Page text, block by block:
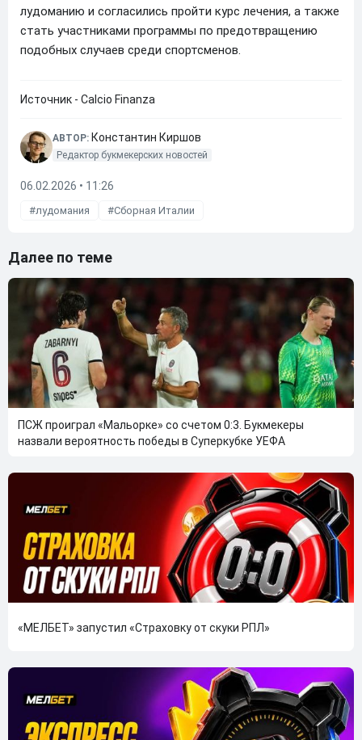
лудоманию и согласились пройти курс лечения, а также
стать участниками программы по предотвращению
подобных случаев среди спортсменов.
Источник - Calcio Finanza
АВТОР: Константин Киршов
Редактор букмекерских новостей
06.02.2026 • 11:26
лудомания Сборная Италии
Далее по теме
ПСЖ проиграл «Мальорке» со счетом 0:3. Букмекеры
назвали вероятность победы в Суперкубке УЕФА
«МЕЛБЕТ» запустил «Страховку от скуки РПЛ»